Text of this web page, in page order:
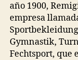
año 1900,
empresa
Gymnastik,
Fechtsport, que